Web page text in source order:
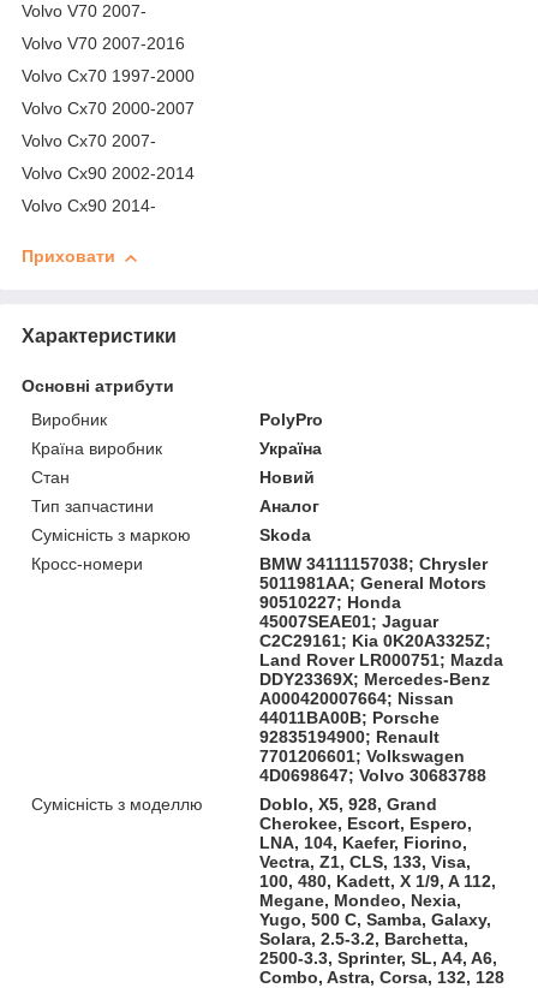
Volvo V70 2007-
Volvo V70 2007-2016
Volvo Cx70 1997-2000
Volvo Cx70 2000-2007
Volvo Cx70 2007-
Volvo Cx90 2002-2014
Volvo Cx90 2014-
Приховати
Характеристики
Основні атрибути
Виробник
PolyPro
Країна виробник
Україна
Стан
Новий
Тип запчастини
Аналог
Сумісність з маркою
Skoda
Кросс-номери
BMW 34111157038; Chrysler
5011981AA; General Motors
90510227; Honda
45007SEAE01; Jaguar
C2C29161; Kia 0K20A3325Z;
Land Rover LR000751; Mazda
DDY23369X; Mercedes-Benz
A000420007664; Nissan
44011BA00B; Porsche
92835194900; Renault
7701206601; Volkswagen
4D0698647; Volvo 30683788
Сумісність з моделлю
Doblo, X5, 928, Grand
Cherokee, Escort, Espero,
LNA, 104, Kaefer, Fiorino,
Vectra, Z1, CLS, 133, Visa,
100, 480, Kadett, X 1/9, A 112,
Megane, Mondeo, Nexia,
Yugo, 500 C, Samba, Galaxy,
Solara, 2.5-3.2, Barchetta,
2500-3.3, Sprinter, SL, A4, A6,
Combo, Astra, Corsa, 132, 128